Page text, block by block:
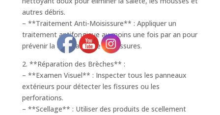
autres débris.
– **Traitement Anti-Moisissure** : Appliquer un
traitement antifongique au moins une fois par an pour
prévenir la croissance de moisissures.
2. **Réparation des Brèches** :
– **Examen Visuel** : Inspecter tous les panneaux
extérieurs pour détecter les fissures ou les
perforations.
– **Scellage** : Utiliser des produits de scellement